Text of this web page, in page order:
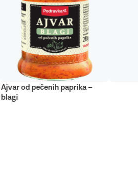
Ajvar od pečenih paprika –
blagi